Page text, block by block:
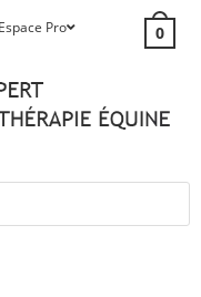
Espace Pro 0